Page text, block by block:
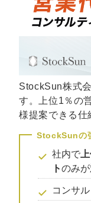
正社員
カスタマーサクセ
常勤監査役
内部監査室長
StockSun株式
す。上位1％の
様提案できる仕
社内で
トのみ
コンサ